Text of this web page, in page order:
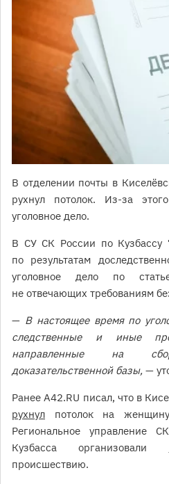
В отделении почты в
рухнул потолок. Из-за
уголовное дело.
В СУ СК России по Кузбассу
по результатам
уголовное дело по
не отвечающих требованиям
— В настоящее время по
следственные и иные
направленные на
доказательственной базы, —
Ранее A42.RU писал, что в
рухнул потолок на
Региональное управление
Кузбасса организовали
происшествию.